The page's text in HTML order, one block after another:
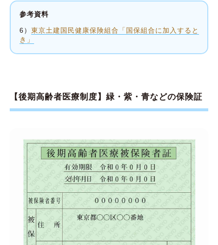
参考資料
6） 東京土建国民健康保険組合「国保組合に加入すると
き」
【後期高齢者医療制度】緑・紫・青などの保険証